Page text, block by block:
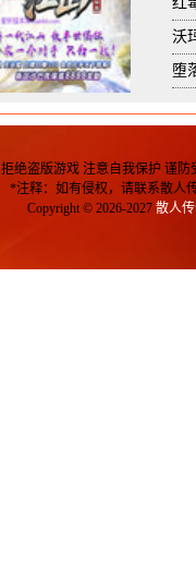
沃
堕
拒绝盗版游戏 注意自我保护 谨
*注释：如有侵权，请联系散人
Copyright © 2026-2027 散人